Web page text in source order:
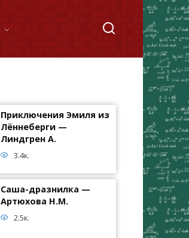
Приключения Эмиля из
Лённеберги —
Линдгрен А.
3.4к.
Саша-дразнилка —
Артюхова Н.М.
2.5к.